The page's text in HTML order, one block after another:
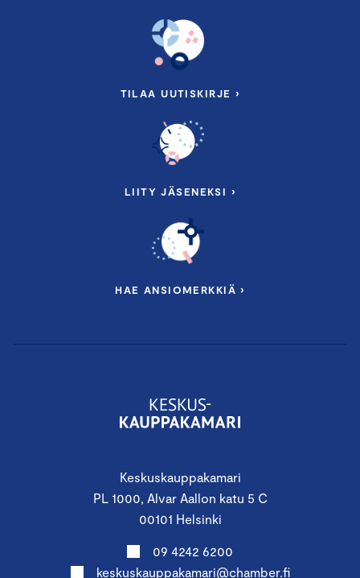
Keskuskauppakamari
PL 1000, Alvar Aallon katu 5 C
00101 Helsinki
09 4242 6200
keskuskauppakamari@chamber.fi
TILAA UUTISKIRJE ›
LIITY JÄSENEKSI ›
HAE ANSIOMERKKIÄ ›